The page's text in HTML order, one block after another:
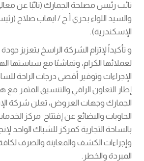
نائب رئيس مصلحة الجمارك (نائبًا عن
والسيد اللواء بحري أ.ح / ايهاب صلاح
الإسكندرية).
و تأكيداً لإتزام الشركة الراسخ بتعزيز
لعملائها الكرام، وتماشيًا مع سياستها
الإجراءات وتوفير أقصى درجات الراحة
إطار التعاون الراقي والتنسيق المثمر مع
الجمارك وجهات العروض، تعلن شركة
الحاويات والبضائع عن إفتتاح مركز
بالساحة التجارية كمركز للشباك الواحد
وإجراءات الكشف والمعاينة والصرف لكافة
المبردة والخطر.